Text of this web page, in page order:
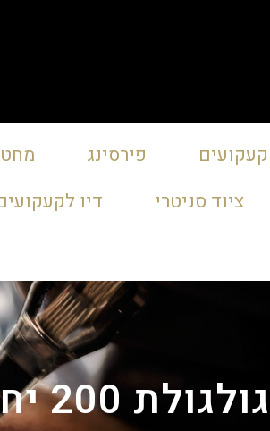
פירסינג
ציוד סניטרי דיו
יחידות בצבעים